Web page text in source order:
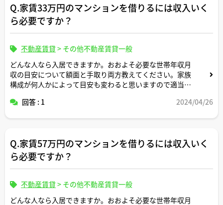
Q.家賃33万円のマンションを借りるには収入いく
ら必要ですか？
不動産賃貸 > その他不動産賃貸一般
どんな人なら入居できますか。おおよそ必要な世帯年収月
収の目安について額面と手取り両方教えてください。家族
構成が何人かによって目安も変わると思いますので適当な
回答 : 1 2024/04/26
Q.家賃57万円のマンションを借りるには収入いく
ら必要ですか？
不動産賃貸 > その他不動産賃貸一般
どんな人なら入居できますか。おおよそ必要な世帯年収月